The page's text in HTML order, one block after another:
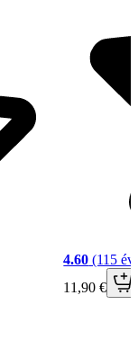
4.60 (115
11,90 €